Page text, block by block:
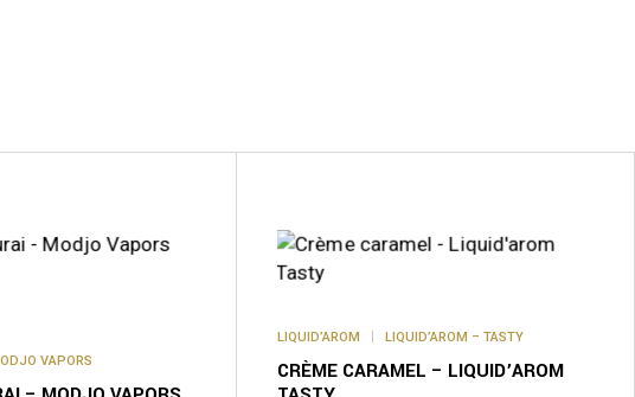
VAPORS
LIQUID’AROM LIQUID’AROM – TASTY
CRÈME CARAMEL – LIQUID’AROM
variations.
options
choisies